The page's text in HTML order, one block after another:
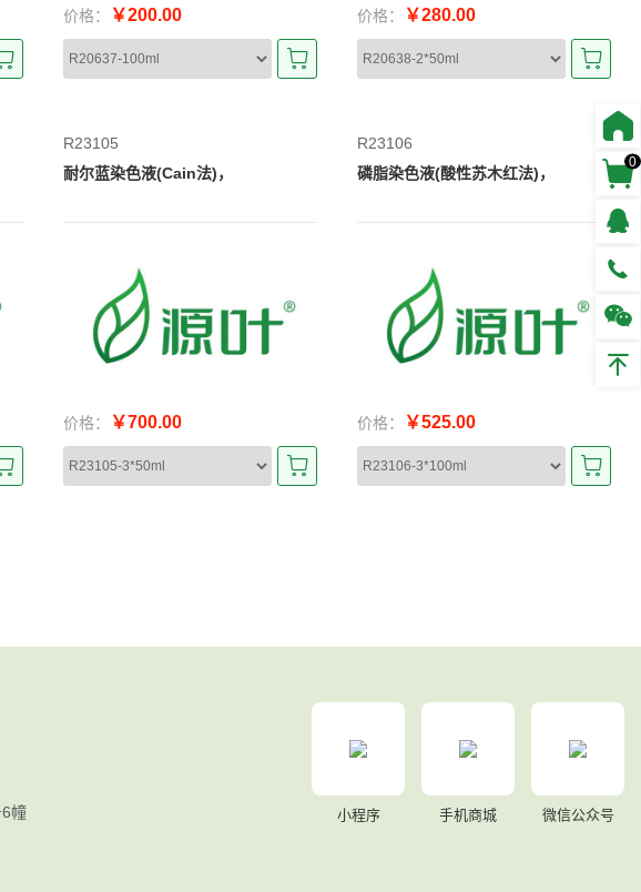
价格： ￥200.00 价格： ￥280.00
R23105
耐尔蓝染色液(Cain法)，
价格： ￥700.00
R23106
磷脂染色液(酸性苏木红法)，
价格： ￥525.00
幢
小程序 手机商城 微信公众号
0